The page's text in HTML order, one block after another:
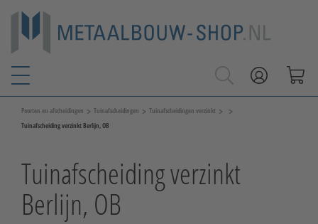
Poorten en afscheidingen > Tuinafscheidingen > Tuinafscheidingen verzinkt > >
Tuinafscheiding verzinkt Berlijn, OB
Tuinafscheiding verzinkt
Berlijn, OB